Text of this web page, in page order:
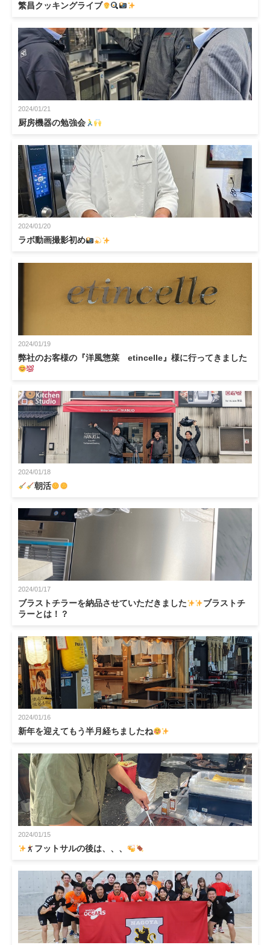
繁昌クッキングライブ
2024/01/21
厨房機器の勉強会
2024/01/20
ラボ動画撮影初め
2024/01/19
弊社のお客様の『洋風惣菜 etincelle』様に行ってきました
2024/01/18
朝活
2024/01/17
ブラストチラーを納品させていただきました
ブラストチ
ラーとは！？
2024/01/16
新年を迎えてもう半月経ちましたね
2024/01/15
フットサルの後は、、、